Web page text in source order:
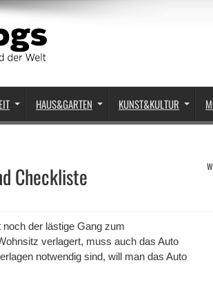
HAUS&GARTEN KUNST&KULTUR
Checkliste
der lästige Gang zum
verlagert, muss auch das Auto
notwendig sind, will man das Auto